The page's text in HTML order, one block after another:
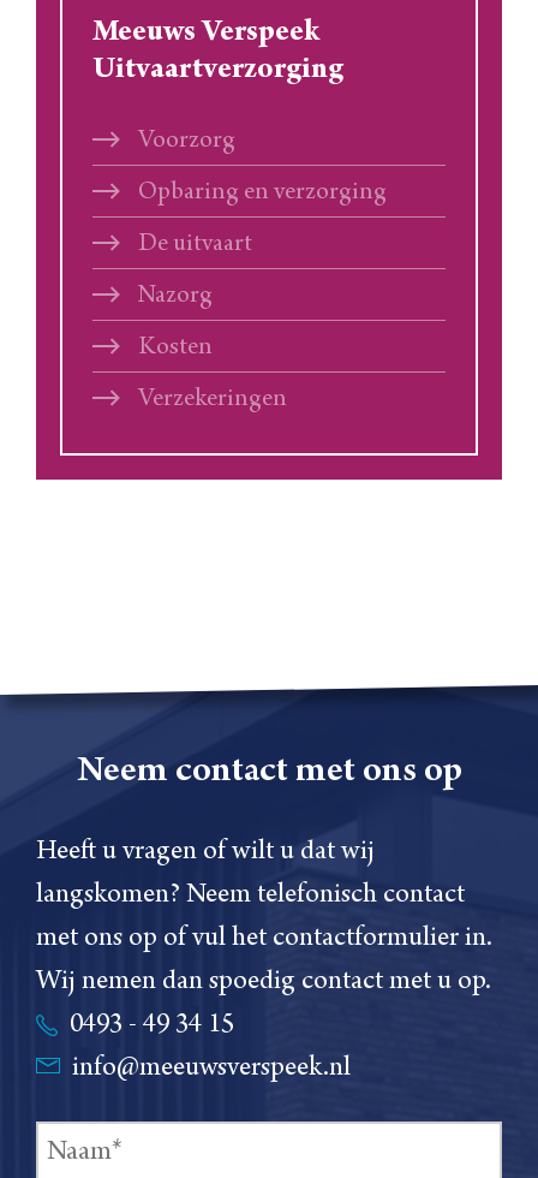
Meeuws Verspeek
Uitvaartverzorging
Voorzorg
Opbaring en verzorging
De uitvaart
Nazorg
Kosten
Verzekeringen
Neem contact met ons op
Heeft u vragen of wilt u dat wij
langskomen? Neem telefonisch contact
met ons op of vul het contactformulier in.
Wij nemen dan spoedig contact met u op.
0493 - 49 34 15
info@meeuwsverspeek.nl